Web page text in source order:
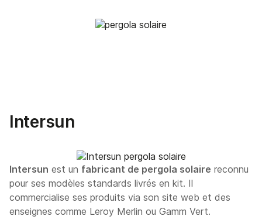
Intersun
Intersun est un fabricant de pergola solaire reconnu
pour ses modèles standards livrés en kit. Il
commercialise ses produits via son site web et des
enseignes comme Leroy Merlin ou Gamm Vert.